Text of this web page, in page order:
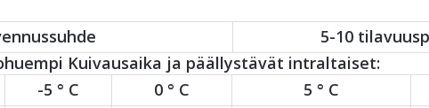
5-10
Kuivausaika ja päällystävät intraltaiset:
-5 ° C 0 ° C 5 ° C